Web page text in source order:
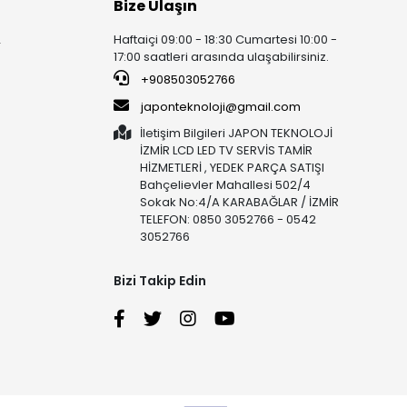
Bize Ulaşın
Haftaiçi 09:00 - 18:30 Cumartesi 10:00 -
17:00 saatleri arasında ulaşabilirsiniz.
+908503052766
japonteknoloji@gmail.com
İletişim Bilgileri JAPON TEKNOLOJİ
İZMİR LCD LED TV SERVİS TAMİR
HİZMETLERİ , YEDEK PARÇA SATIŞI
Bahçelievler Mahallesi 502/4
Sokak No:4/A KARABAĞLAR / İZMİR
TELEFON: 0850 3052766 - 0542
3052766
Bizi Takip Edin